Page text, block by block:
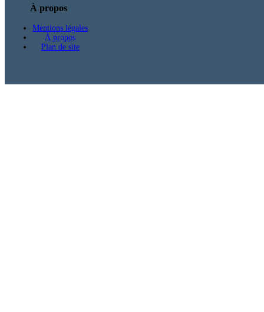
À propos
Mentions légales
À propos
Plan de site